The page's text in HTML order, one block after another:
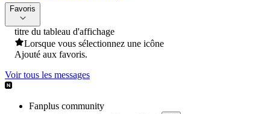
Favoris
titre du tableau d'affichage
Lorsque vous sélectionnez une icône
Ajouté aux favoris.
Voir tous les messages
Fanplus community